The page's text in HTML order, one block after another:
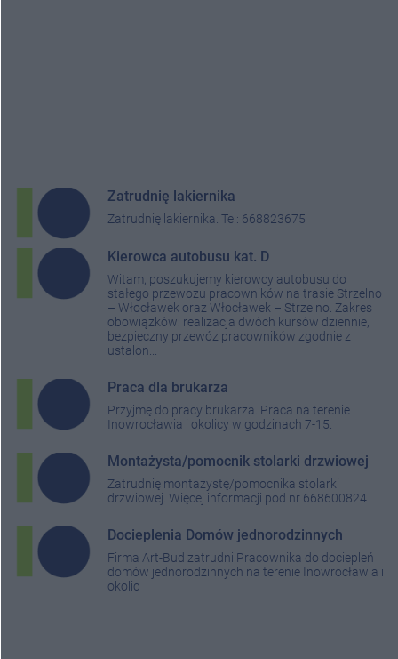
Zatrudnię lakiernika
Zatrudnię lakiernika. Tel: 668823675
Kierowca autobusu kat. D
Witam, poszukujemy kierowcy autobusu do
stałego przewozu pracowników na trasie Strzelno
– Włocławek oraz Włocławek – Strzelno. Zakres
obowiązków: realizacja dwóch kursów dziennie,
bezpieczny przewóz pracowników zgodnie z
ustalon...
Praca dla brukarza
Przyjmę do pracy brukarza. Praca na terenie
Inowrocławia i okolicy w godzinach 7-15.
Montażysta/pomocnik stolarki drzwiowej
Zatrudnię montażystę/pomocnika stolarki
drzwiowej. Więcej informacji pod nr 668600824
Docieplenia Domów jednorodzinnych
Firma Art-Bud zatrudni Pracownika do dociepleń
domów jednorodzinnych na terenie Inowrocławia i
okolic